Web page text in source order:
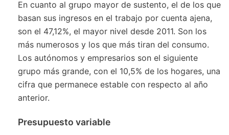
En cuanto al grupo mayor de sustento, el de los que
basan sus ingresos en el trabajo por cuenta ajena,
son el 47,12%, el mayor nivel desde 2011. Son los
más numerosos y los que más tiran del consumo.
Los autónomos y empresarios son el siguiente
grupo más grande, con el 10,5% de los hogares, una
cifra que permanece estable con respecto al año
anterior.
Presupuesto variable